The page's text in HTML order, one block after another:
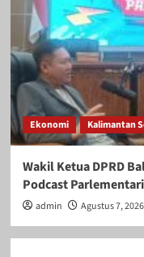
Ekonomi Kalimantan
Wakil Ketua DPRD
Podcast
admin Agustus 7, 2026